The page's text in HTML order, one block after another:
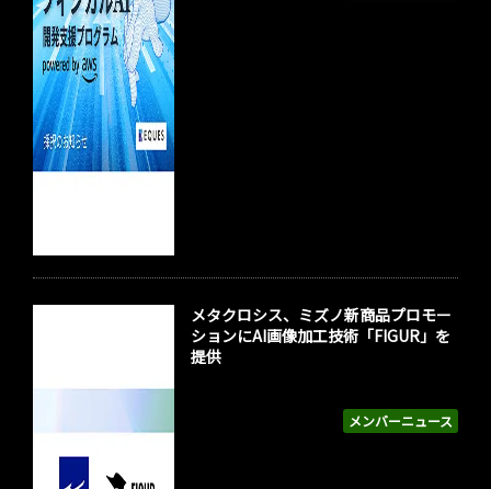
メンバーニュース
メタクロシス、ミズノ新商品プロモー
ションにAI画像加工技術「FIGUR」を
提供